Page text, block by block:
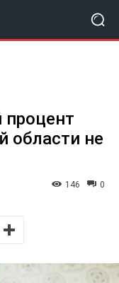
процент
области не
0
146